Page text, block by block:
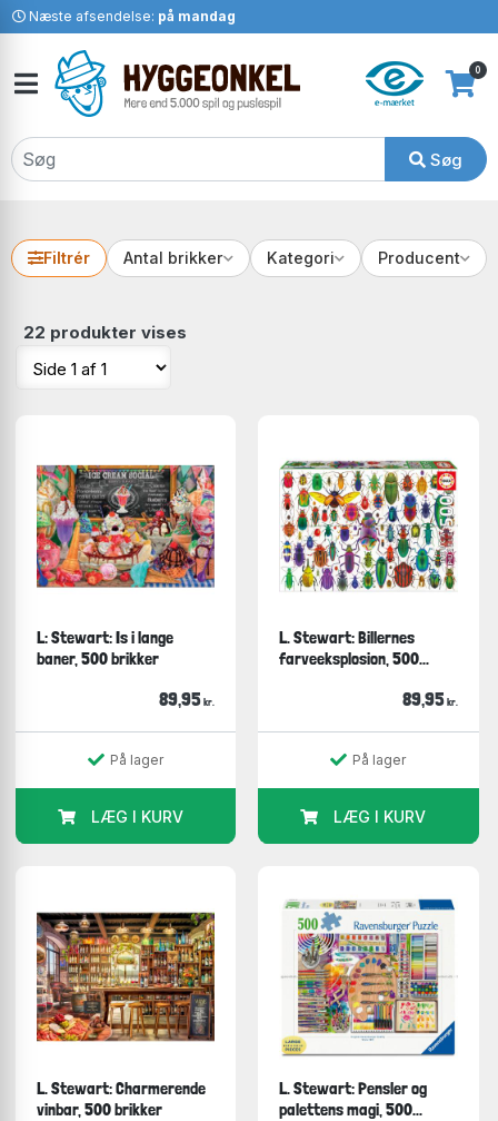
Næste afsendelse: på mandag
Søg
0
Filtrér Antal brikker Kategori Producent
22 produkter vises
L: Stewart: Is i lange
baner, 500 brikker
89,95 kr.
På lager
LÆG I KURV
L. Stewart: Billernes
farveeksplosion, 500...
89,95 kr.
På lager
LÆG I KURV
L. Stewart: Charmerende
vinbar, 500 brikker
L. Stewart: Pensler og
palettens magi, 500...